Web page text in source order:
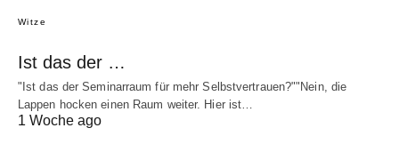
Witze
Ist das der …
"Ist das der Seminarraum für mehr Selbstvertrauen?""Nein, die
Lappen hocken einen Raum weiter. Hier ist…
1 Woche ago